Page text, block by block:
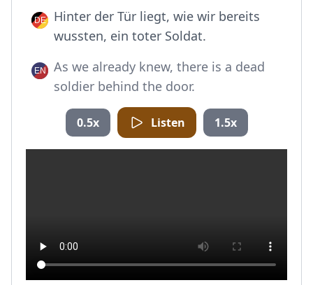
Hinter der Tür liegt, wie wir bereits
wussten, ein toter Soldat.
As we already knew, there is a dead
soldier behind the door.
0.5x Listen 1.5x